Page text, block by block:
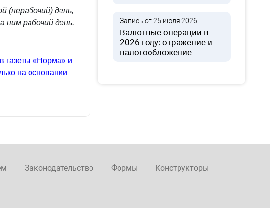
(нерабочий) день,
ним рабочий день.
газеты «Норма» и
на основании
Запись от 25 июля 2026
Валютные операции в
2026 году: отражение и
налогообложение
Законодательство Формы Конструкторы